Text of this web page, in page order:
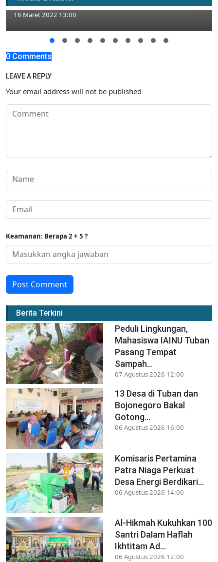
16 Maret 2022 13:00
0 Comments
LEAVE A REPLY
Your email address will not be published
Keamanan: Berapa 2 + 5 ?
Post Comment
Berita Terkini
Peduli Lingkungan,
Mahasiswa IAINU Tuban
Pasang Tempat
Sampah...
07 Agustus 2026 12:00
13 Desa di Tuban dan
Bojonegoro Bakal
Gotong...
06 Agustus 2026 16:00
Komisaris Pertamina
Patra Niaga Perkuat
Desa Energi Berdikari...
06 Agustus 2026 14:00
Al-Hikmah Kukuhkan 100
Santri Dalam Haflah
Ikhtitam Ad...
06 Agustus 2026 12:00